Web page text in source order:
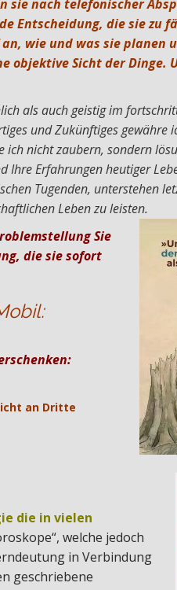
sie nach telefonischer
Entscheidung, die sie zu
wie und was sie planen
objektive Sicht der Dinge.
als auch geistig im
und Zukünftiges gewähre
ich nicht zaubern, sondern
Ihre Erfahrungen heutiger
Tugenden, unterstehen
Leben zu leisten.
Sie
die sie sofort
an Dritte
die in vielen
welche jedoch
in Verbindung
geschriebene